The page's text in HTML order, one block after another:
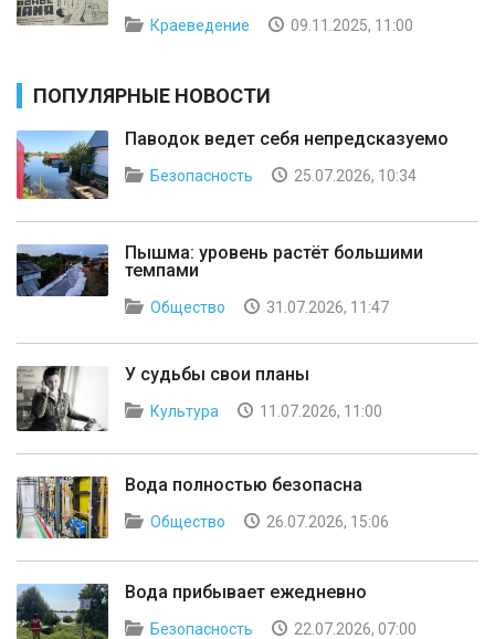
Краеведение 09.11.2025, 11:00
ПОПУЛЯРНЫЕ НОВОСТИ
Паводок ведет себя непредсказуемо
Безопасность 25.07.2026, 10:34
Пышма: уровень растёт большими
темпами
Общество 31.07.2026, 11:47
У судьбы свои планы
Культура 11.07.2026, 11:00
Вода полностью безопасна
Общество 26.07.2026, 15:06
Вода прибывает ежедневно
Безопасность 22.07.2026, 07:00